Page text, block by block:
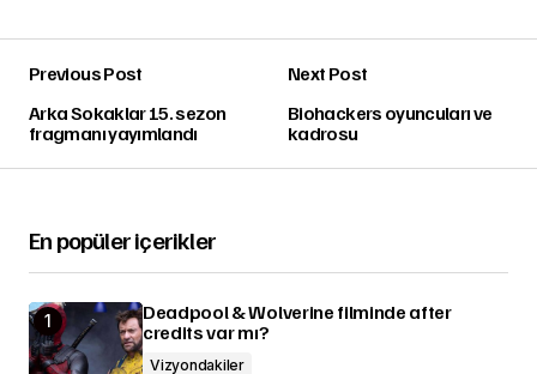
Previous Post
Arka Sokaklar 15. sezon
fragmanı yayımlandı
Next Post
Biohackers oyuncuları ve
kadrosu
En popüler içerikler
Deadpool & Wolverine filminde after
credits var mı?
Vizyondakiler